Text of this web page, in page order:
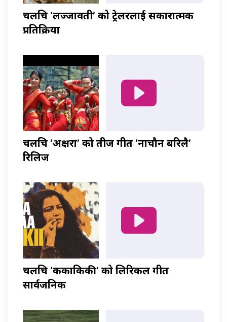
चलचित्र ‘लज्जावती’ को ट्रेलरलाई सकारात्मक
प्रतिक्रिया
चलचित्र ‘अक्षरा’ को तीज गीत ‘नाचौन बरिलै’
रिलिज
चलचित्र ‘ककाकिकी’ को लिरिकल गीत
सार्वजनिक